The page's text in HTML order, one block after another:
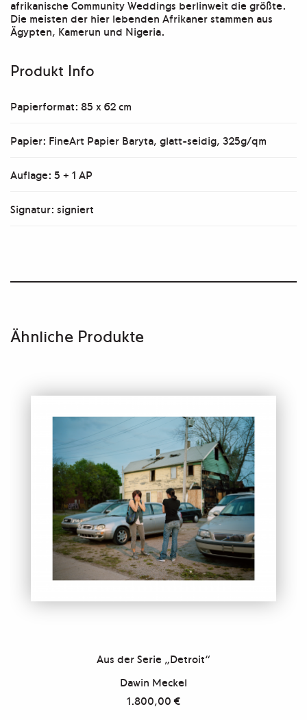
afrikanische Community Weddings berlinweit die größte.
Die meisten der hier lebenden Afrikaner stammen aus
Ägypten, Kamerun und Nigeria.
Produkt Info
Papierformat: 85 x 62 cm
Papier: FineArt Papier Baryta, glatt-seidig, 325g/qm
Auflage: 5 + 1 AP
Signatur: signiert
Ähnliche Produkte
Aus der Serie „Detroit“
Dawin Meckel
1.800,00€